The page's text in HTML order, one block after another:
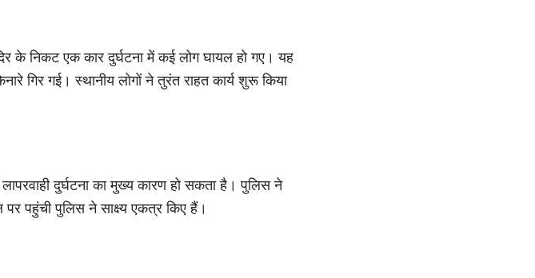
के निकट एक कार दुर्घटना में कई लोग घायल हो गए। यह
गिर गई। स्थानीय लोगों ने तुरंत राहत कार्य शुरू किया
दुर्घटना का मुख्य कारण हो सकता है। पुलिस ने
पहुंची पुलिस ने साक्ष्य एकत्र किए हैं।